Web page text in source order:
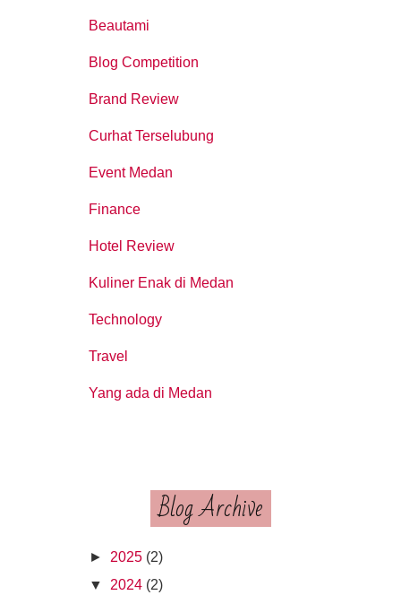
Beautami
Blog Competition
Brand Review
Curhat Terselubung
Event Medan
Finance
Hotel Review
Kuliner Enak di Medan
Technology
Travel
Yang ada di Medan
Blog Archive
► 2025 (2)
▼
2024 (2)